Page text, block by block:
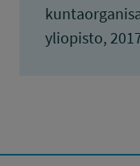
yliopisto,